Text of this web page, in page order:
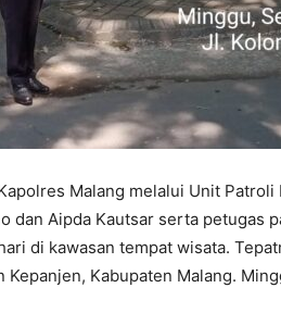
Malang melalui Unit
dan Aipda Kautsar serta petugas
di kawasan tempat wisata.
Kepanjen, Kabupaten Malang.